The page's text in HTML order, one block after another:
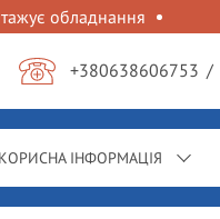
обладнання
+380638606753 /
КОРИСНА ІНФОРМАЦІЯ